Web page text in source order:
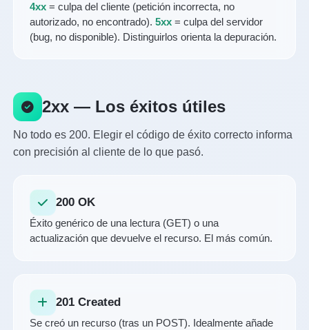
4xx= culpa del cliente (petición incorrecta, no
autorizado, no encontrado). 5xx= culpa del servidor
(bug, no disponible). Distinguirlos orienta la depuración.
2xx — Los éxitos útiles
No todo es 200. Elegir el código de éxito correcto informa
con precisión al cliente de lo que pasó.
200 OK
Éxito genérico de una lectura (GET) o una
actualización que devuelve el recurso. El más común.
201 Created
Se creó un recurso (tras un POST). Idealmente añade